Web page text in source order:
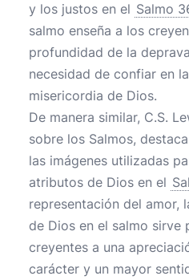
y los justos en el Salmo
salmo enseña a los
profundidad de la
necesidad de confiar en
misericordia de Dios.
De manera similar, C.S.
sobre los Salmos,
las imágenes utilizadas
atributos de Dios en el
representación del amor,
de Dios en el salmo sirve
creyentes a una
carácter y un mayor